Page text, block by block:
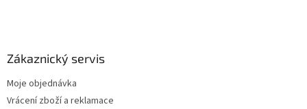
Zákaznický servis
Moje objednávka
Vrácení zboží a reklamace